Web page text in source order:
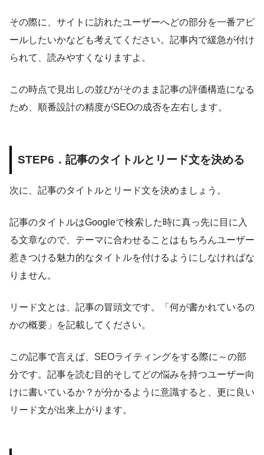
その際に、サイトに訪れたユーザーへどの部分を一番アピ
ールしたいかなども考えてください。記事内で緩急が付け
られて、読みやすくなりますよ。
この時点で見出しの並びがそのまま記事の評価構造になる
ため、順番設計の精度がSEOの成否を左右します。
STEP6．記事のタイトルとリード文を決める
次に、記事のタイトルとリード文を決めましょう。
記事のタイトルはGoogleで検索した時に真っ先に目に入
る文章なので、テーマに合わせることはもちろんユーザー
惹きつける魅力的なタイトルを付けるようにしなければな
りません。
リード文とは、記事の冒頭文です。「何が書かれているの
かの概要」を記載してください。
この記事で言えば、SEOライティングをする際に～の部
分です。記事を読む目的そしてどの悩みを持つユーザー向
けに書いているか？が分かるように意識すると、更に良い
リード文が出来上がります。